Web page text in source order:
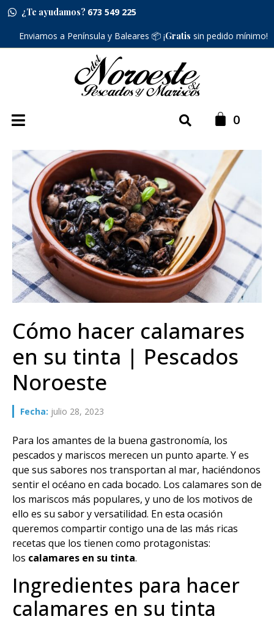
¿Te ayudamos? 673 549 225
Enviamos a Península y Baleares 📦 ¡Gratis sin pedido mínimo!
Cómo hacer calamares
en su tinta | Pescados
Noroeste
Fecha: julio 28, 2023
Para los amantes de la buena gastronomía, los
pescados y mariscos merecen un punto aparte. Y es
que sus sabores nos transportan al mar, haciéndonos
sentir el océano en cada bocado. Los calamares son de
los mariscos más populares, y uno de los motivos de
ello es su sabor y versatilidad. En esta ocasión
queremos compartir contigo una de las más ricas
recetas que los tienen como protagonistas:
los calamares en su tinta.
Ingredientes para hacer
calamares en su tinta